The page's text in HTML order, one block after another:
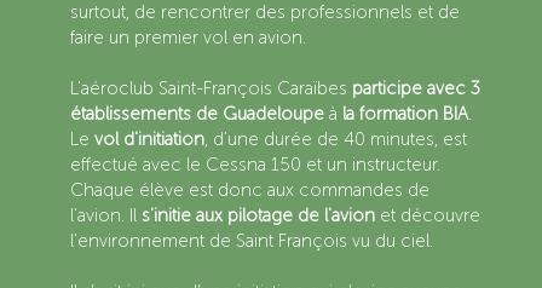
surtout, de rencontrer des professionnels et de
faire un premier vol en avion.
L'aéroclub Saint-François Caraïbes participe avec 3
établissements de Guadeloupeà la formation BIA.
Le vol d'initiation, d'une durée de 40 minutes, est
effectué avec le Cessna 150 et un instructeur.
Chaque élève est donc aux commandes de
l'avion. Il s'initie aux pilotage de l'avionet découvre
l'environnement de Saint François vu du ciel.